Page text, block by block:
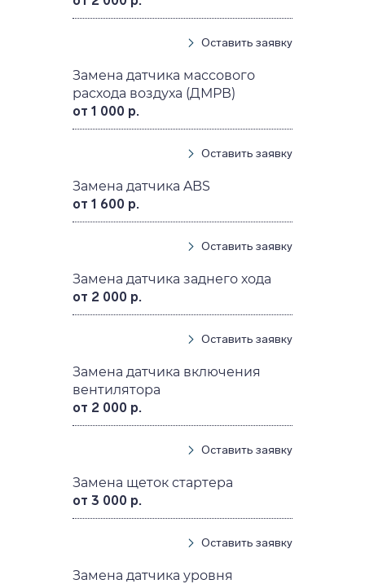
Оставить заявку
Замена датчика массового
расхода воздуха (ДМРВ)
от 1 000 р.
Оставить заявку
Замена датчика ABS
от 1 600 р.
Оставить заявку
Замена датчика заднего хода
от 2 000 р.
Оставить заявку
Замена датчика включения
вентилятора
от 2 000 р.
Оставить заявку
Замена щеток стартера
от 3 000 р.
Оставить заявку
Замена датчика уровня